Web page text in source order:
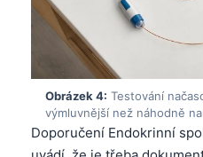
Obrázek 4: Testování
výmluvnější než náhodně
Doporučení Endokrinní